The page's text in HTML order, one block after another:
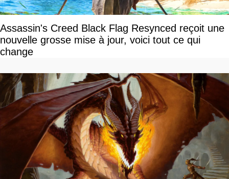
Assassin's Creed Black Flag Resynced reçoit une
nouvelle grosse mise à jour, voici tout ce qui
change